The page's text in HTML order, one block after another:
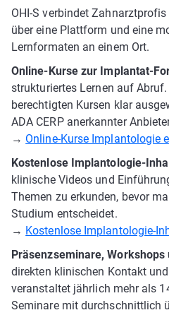
OHI-S verbindet
über eine Plattform und eine
Lernformaten an einem Ort.
Online-Kurse zur Implantat-
strukturiertes Lernen auf Abruf.
berechtigten Kursen klar
ADA CERP anerkannter
→ Online-Kurse Implantologie
Kostenlose Implantologie-
klinische Videos und
Themen zu erkunden, bevor
Studium entscheidet.
→ Kostenlose Implantologie-
Präsenzseminare, Workshops
direkten klinischen Kontakt
veranstaltet jährlich mehr als
Seminare mit durchschnittlich